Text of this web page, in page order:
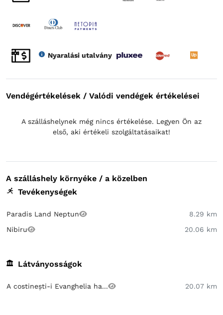
Nyaralási utalvány
Vendégértékelések / Valódi vendégek értékelései
A szálláshelynek még nincs értékelése. Legyen Ön az
első, aki értékeli szolgáltatásaikat!
A szálláshely környéke / a közelben
Tevékenységek
Paradis Land Neptun
8.29 km
Nibiru
20.06 km
Látványosságok
A costinești-i Evanghelia ha... 20.07 km